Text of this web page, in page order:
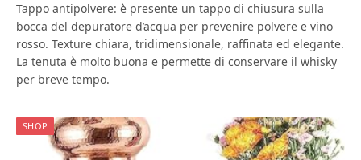
Tappo antipolvere: è presente un tappo di chiusura sulla
bocca del depuratore d’acqua per prevenire polvere e vino
rosso. Texture chiara, tridimensionale, raffinata ed elegante.
La tenuta è molto buona e permette di conservare il whisky
per breve tempo.
SHOP